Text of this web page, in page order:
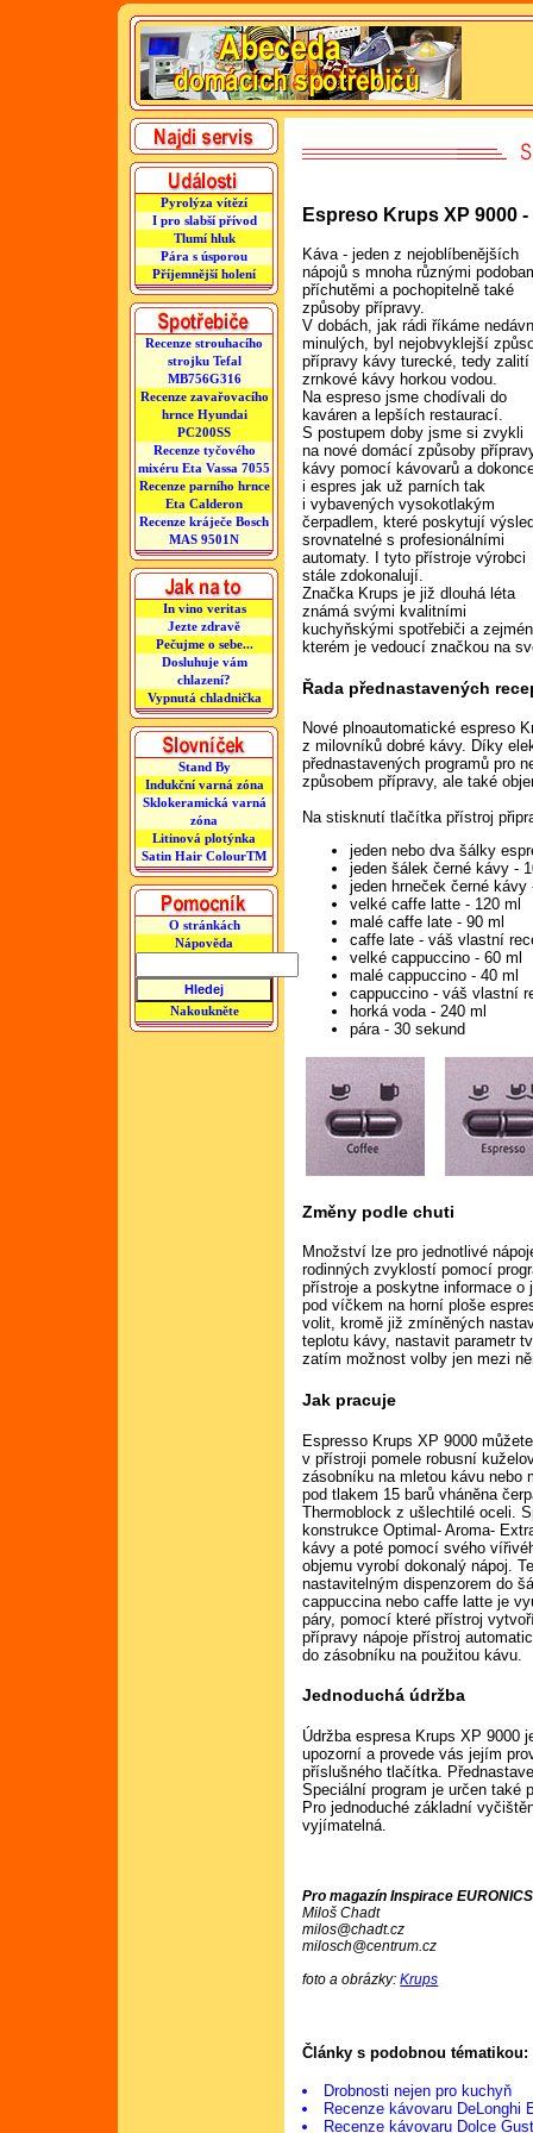
Pyrolýza vítězí
I pro slabší přívod
Tlumí hluk
Pára s úsporou
Příjemnější holení
Recenze strouhacího
strojku Tefal
MB756G316
Recenze zavařovacího
hrnce Hyundai
PC200SS
Recenze tyčového
mixéru Eta Vassa 7055
Recenze parního hrnce
Eta Calderon
Recenze kráječe Bosch
MAS 9501N
In vino veritas
Jezte zdravě
Pečujme o sebe...
Dosluhuje vám
chlazení?
Vypnutá chladnička
Stand By
Indukční varná zóna
Sklokeramická varná
zóna
Litinová plotýnka
Satin Hair ColourTM
O stránkách
Nápověda
Nakoukněte
Espreso Krups XP 9000
Káva - jeden z nejoblíbenějších
nápojů s mnoha různými
příchutěmi a pochopitelně také
způsoby přípravy.
V dobách, jak rádi říkáme
minulých, byl nejobvyklejší
přípravy kávy turecké, tedy zalití
zrnkové kávy horkou vodou.
Na espreso jsme chodívali do
kaváren a lepších restaurací.
S postupem doby jsme si zvykli
na nové domácí způsoby
kávy pomocí kávovarů a
i espres jak už parních tak
i vybavených vysokotlakým
čerpadlem, které poskytují
srovnatelné s profesionálními
automaty. I tyto přístroje výrobci
stále zdokonalují.
Značka Krups je již dlouhá léta
známá svými kvalitními
kuchyňskými spotřebiči a
kterém je vedoucí značkou na
Řada přednastavených
Nové plnoautomatické espreso
z milovníků dobré kávy. Díky
přednastavených programů pro
způsobem přípravy, ale také
Na stisknutí tlačítka přístroj
jeden nebo dva šálky
jeden šálek černé kávy -
jeden hrneček černé kávy
velké caffe latte - 120 ml
malé caffe late - 90 ml
caffe late - váš vlastní
velké cappuccino - 60 ml
malé cappuccino - 40 ml
cappuccino - váš vlastní
horká voda - 240 ml
pára - 30 sekund
Změny podle chuti
Množství lze pro jednotlivé
rodinných zvyklostí pomocí
přístroje a poskytne informace o
pod víčkem na horní ploše
volit, kromě již zmíněných
teplotu kávy, nastavit parametr
zatím možnost volby jen mezi
Jak pracuje
Espresso Krups XP 9000
v přístroji pomele robusní
zásobníku na mletou kávu nebo
pod tlakem 15 barů vháněna
Thermoblock z ušlechtilé oceli.
konstrukce Optimal- Aroma-
kávy a poté pomocí svého
objemu vyrobí dokonalý nápoj.
nastavitelným dispenzorem do
cappuccina nebo caffe latte je
páry, pomocí které přístroj
přípravy nápoje přístroj
do zásobníku na použitou kávu.
Jednoduchá údržba
Údržba espresa Krups XP 9000
upozorní a provede vás jejím
příslušného tlačítka.
Speciální program je určen také
Pro jednoduché základní
vyjímatelná.
Pro magazín Inspirace
Miloš Chadt
milos@chadt.cz
milosch@centrum.cz
foto a obrázky:Krups
Články s podobnou tématikou:
Drobnosti nejen pro kuchyň
Recenze kávovaru DeLonghi
Recenze kávovaru Dolce